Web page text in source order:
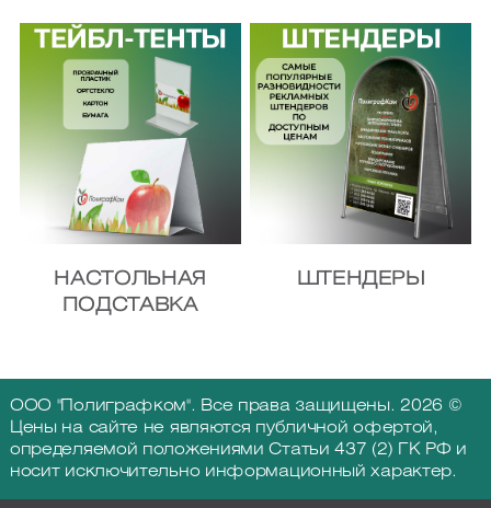
НАСТОЛЬНАЯ
ПОДСТАВКА
ШТЕНДЕРЫ
ООО "Полиграфком". Все права защищены. 2026 ©
Цены на сайте не являются публичной офертой,
определяемой положениями Статьи 437 (2) ГК РФ и
носит исключительно информационный характер.